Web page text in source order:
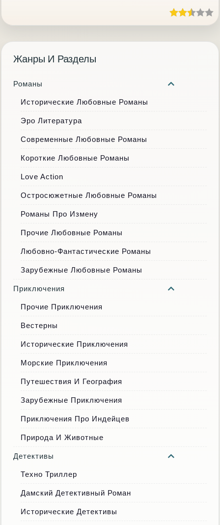
Жанры И Разделы
Романы
Исторические Любовные Романы
Эро Литература
Современные Любовные Романы
Короткие Любовные Романы
Love Action
Остросюжетные Любовные Романы
Романы Про Измену
Прочие Любовные Романы
Любовно-Фантастические Романы
Зарубежные Любовные Романы
Приключения
Прочие Приключения
Вестерны
Исторические Приключения
Морские Приключения
Путешествия И География
Зарубежные Приключения
Приключения Про Индейцев
Природа И Животные
Детективы
Техно Триллер
Дамский Детективный Роман
Исторические Детективы